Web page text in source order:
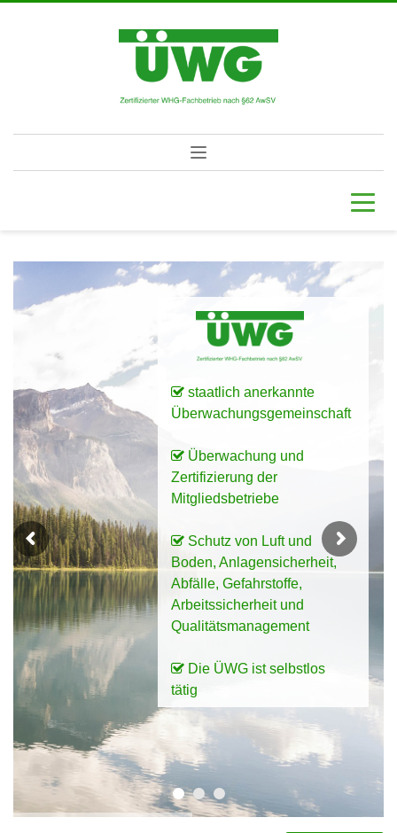
staatlich anerkannte
Überwachungsgemeinschaft
Überwachung und
Zertifizierung der
Mitgliedsbetriebe
Schutz von Luft und
Boden, Anlagensicherheit,
Abfälle, Gefahrstoffe,
Arbeitssicherheit und
Qualitätsmanagement
Die ÜWG ist selbstlos
tätig